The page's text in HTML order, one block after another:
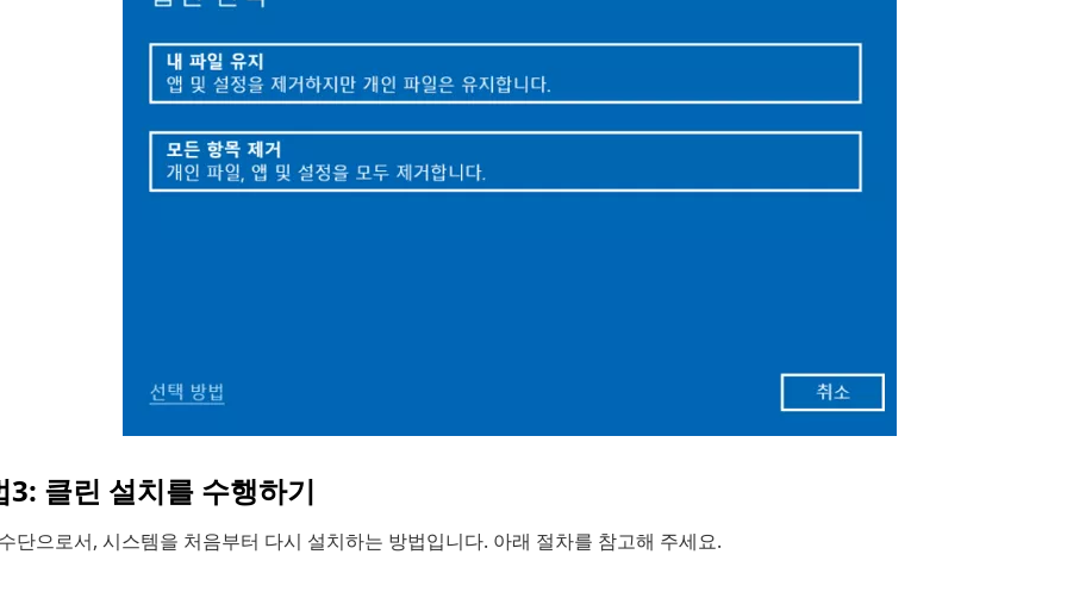
3: 클린 설치를 수행하기
단으로서, 시스템을 처음부터 다시 설치하는 방법입니다. 아래 절차를 참고해 주세요.